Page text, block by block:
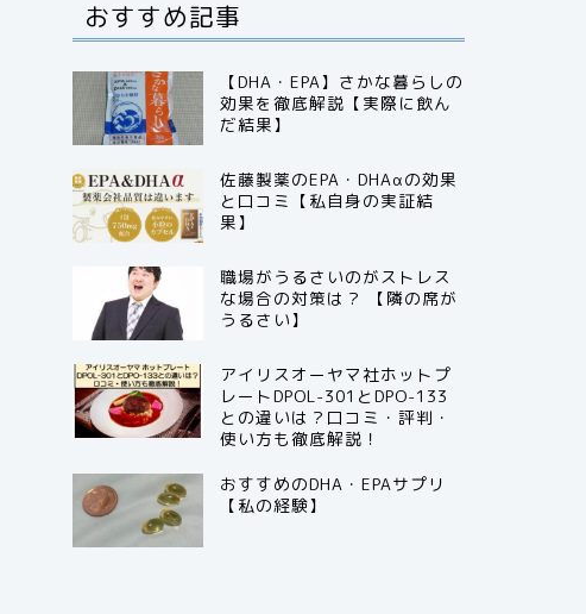
おすすめ記事
【DHA・EPA】さかな暮らしの
効果を徹底解説【実際に飲ん
だ結果】
佐藤製薬のEPA・DHAαの効果
と口コミ【私自身の実証結
果】
職場がうるさいのがストレス
な場合の対策は？ 【隣の席が
うるさい】
アイリスオーヤマ社ホットプ
レートDPOL-301とDPO-133
との違いは？口コミ・評判・
使い方も徹底解説！
おすすめのDHA・EPAサプリ
【私の経験】